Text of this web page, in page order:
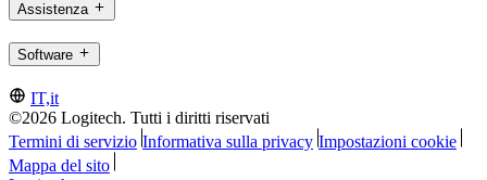
Assistenza
Software
IT,it
©2026 Logitech. Tutti i diritti riservati
Termini di servizio Informativa sulla privacy Impostazioni cookie
Mappa del sito